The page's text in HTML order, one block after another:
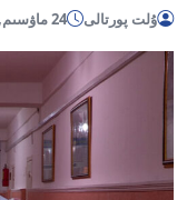
ۇلت پورتالى 24 ماۋسىم, 2019, 16:20